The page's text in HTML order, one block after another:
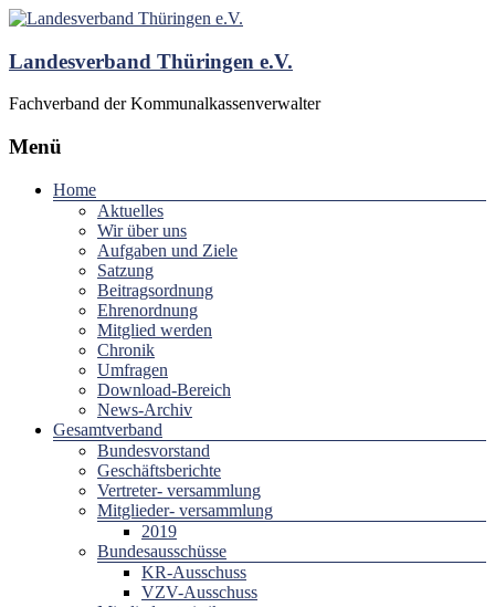
Landesverband Thüringen e.V.
Fachverband der Kommunalkassenverwalter
Menü
Home
Aktuelles
Wir über uns
Aufgaben und Ziele
Satzung
Beitragsordnung
Ehrenordnung
Mitglied werden
Chronik
Umfragen
Download-Bereich
News-Archiv
Gesamtverband
Bundesvorstand
Geschäftsberichte
Vertreter- versammlung
Mitglieder- versammlung
2019
Bundesausschüsse
KR-Ausschuss
VZV-Ausschuss